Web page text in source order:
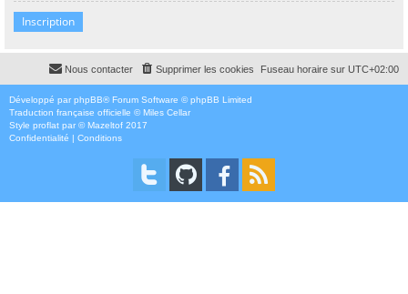
Inscription
Fuseau horaire sur UTC+02:00
Supprimer les cookies
Nous contacter
Développé par phpBB® Forum Software © phpBB Limited
Traduction française officielle ©Miles Cellar
Style proflat par ©Mazeltof 2017
Confidentialité | Conditions